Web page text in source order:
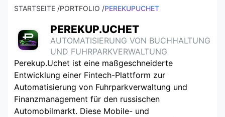
STARTSEITE /PORTFOLIO /PEREKUPUCHET
PEREKUP.UCHET
AUTOMATISIERUNG VON BUCHHALTUNG
UND FUHRPARKVERWALTUNG
Perekup.Uchet ist eine maßgeschneiderte
Entwicklung einer Fintech-Plattform zur
Automatisierung von Fuhrparkverwaltung und
Finanzmanagement für den russischen
Automobilmarkt. Diese Mobile- und